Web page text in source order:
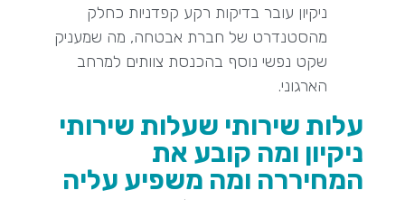
ניקיון עובר בדיקות רקע קפדניות כחלק
מהסטנדרט של חברת אבטחה, מה שמעניק
שקט נפשי נוסף בהכנסת צוותים למרחב
הארגוני.
עלות שירותי שעלות שירותי
ניקיון ומה קובע את
המחיררה ומה משפיע עליה